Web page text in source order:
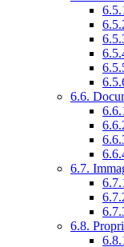
6.6.
6.7.
6.8.